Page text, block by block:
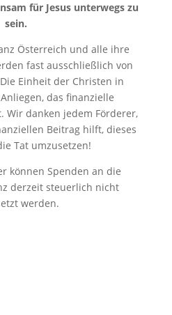
für Jesus unterwegs zu
sein.
Österreich und alle ihre
fast ausschließlich von
Einheit der Christen in
das finanzielle
Wir danken jedem Förderer,
Beitrag hilft, dieses
Tat umzusetzen!
können Spenden an die
derzeit steuerlich nicht
werden.